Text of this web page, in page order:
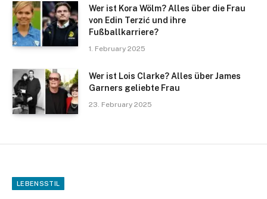
Wer ist Kora Wölm? Alles über die Frau
von Edin Terzić und ihre
Fußballkarriere?
1. February 2025
Wer ist Lois Clarke? Alles über James
Garners geliebte Frau
23. February 2025
LEBENSSTIL